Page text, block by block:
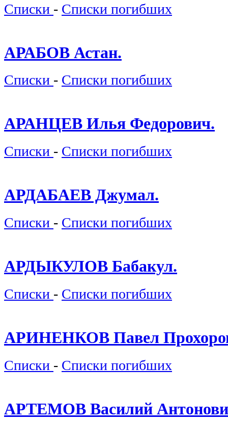
Списки - Списки погибших
АРАБОВ Астан.
Списки - Списки погибших
АРАНЦЕВ Илья Федорович.
Списки - Списки погибших
АРДАБАЕВ Джумал.
Списки - Списки погибших
АРДЫКУЛОВ Бабакул.
Списки - Списки погибших
АРИНЕНКОВ Павел
Списки - Списки погибших
АРТЕМОВ Василий